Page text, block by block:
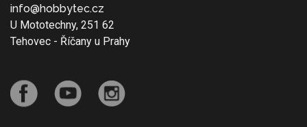
info@hobbytec.cz
U Mototechny, 251 62
Tehovec - Říčany u Prahy